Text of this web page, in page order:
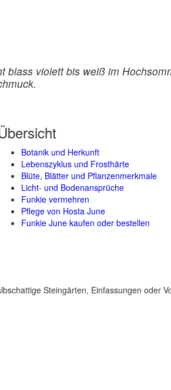
blass violett bis weiß im
Botanik und Herkunft
Lebenszyklus und Frosthärte
Blüte, Blätter und Pflanzenmerkmale
Licht- und Bodenansprüche
Funkie vermehren
Pflege von Hosta June
Funkie June kaufen oder bestellen
Steingärten, Einfassungen oder